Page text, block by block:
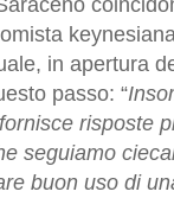
in apertura
passo: “
risposte
seguiamo
buon uso di